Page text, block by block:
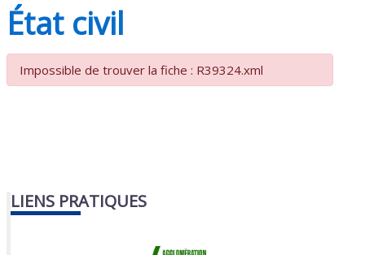
État civil
Impossible de trouver la fiche : R39324.xml
LIENS PRATIQUES